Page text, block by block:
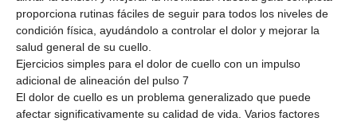
Ejercicios simples para el dolor de cuello con un impulso
adicional de alineación del pulso 7
El dolor de cuello es un problema generalizado que puede
afectar significativamente su calidad de vida. Varios factores